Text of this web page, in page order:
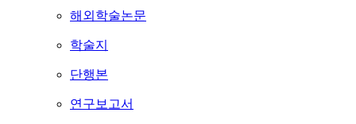
해외학술논문
학술지
단행본
연구보고서